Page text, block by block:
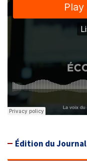
Édition du Journal